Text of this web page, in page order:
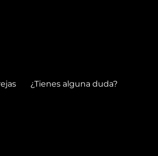
¿Tienes alguna duda?